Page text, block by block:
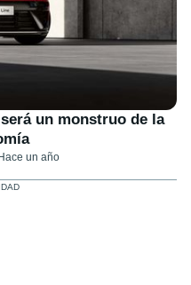
un monstruo de la
Hace un año